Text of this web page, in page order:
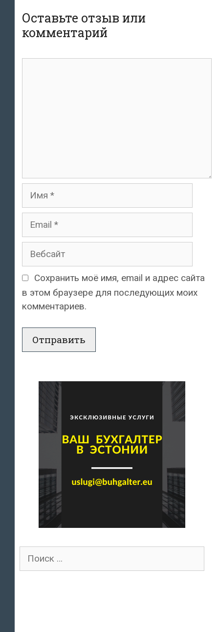
Оставьте отзыв или
комментарий
Имя
Email
Вебсайт
Сохранить моё имя, email и адрес сайта
в этом браузере для последующих моих
комментариев.
Поиск